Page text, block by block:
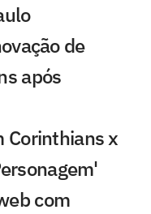
de
após
Corinthians x
com